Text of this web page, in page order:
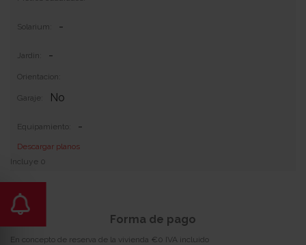
Solarium: -
Jardin: -
Orientacion:
Garaje: No
Equipamiento: -
Descargar planos
Incluye 0
Forma de pago
En concepto de reserva de la vivienda €0 IVA incluido